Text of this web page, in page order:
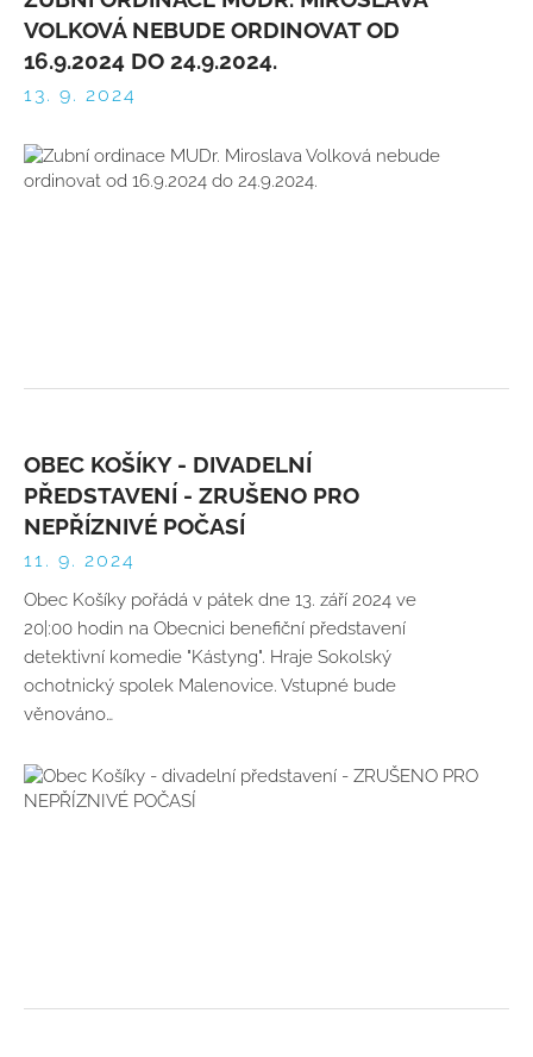
VOLKOVÁ NEBUDE ORDINOVAT OD
16.9.2024 DO 24.9.2024.
13. 9. 2024
OBEC KOŠÍKY - DIVADELNÍ
PŘEDSTAVENÍ - ZRUŠENO PRO
NEPŘÍZNIVÉ POČASÍ
11. 9. 2024
Obec Košíky pořádá v pátek dne 13. září 2024 ve
20|:00 hodin na Obecnici benefiční představení
detektivní komedie "Kástyng". Hraje Sokolský
ochotnický spolek Malenovice. Vstupné bude
věnováno…